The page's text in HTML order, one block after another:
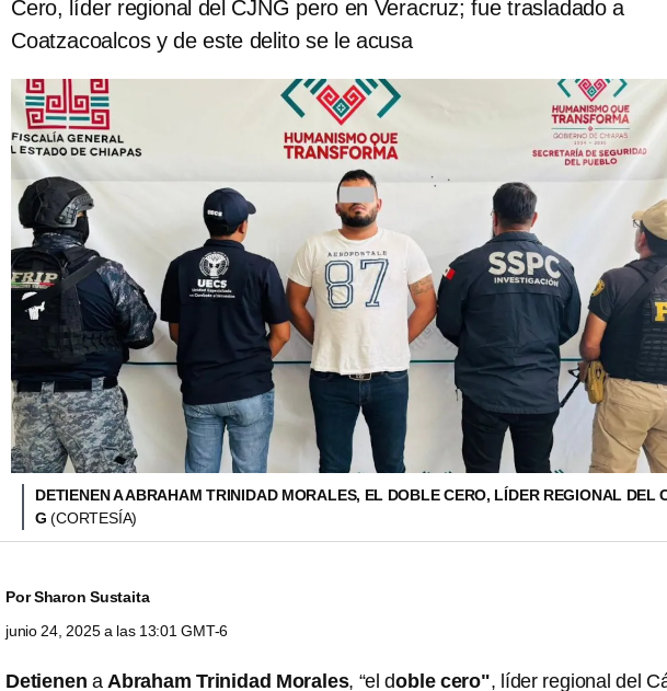
Cero, líder regional del CJNG pero en Veracruz; fue trasladado a
Coatzacoalcos y de este delito se le acusa
DETIENEN A ABRAHAM TRINIDAD MORALES, EL DOBLE CERO, LÍDER REGIONAL DEL
G(CORTESÍA)
PorSharon Sustaita
junio 24, 2025 a las 13:01 GMT-6
Detienen aAbraham Trinidad Morales, “el doble cero", líder regional del